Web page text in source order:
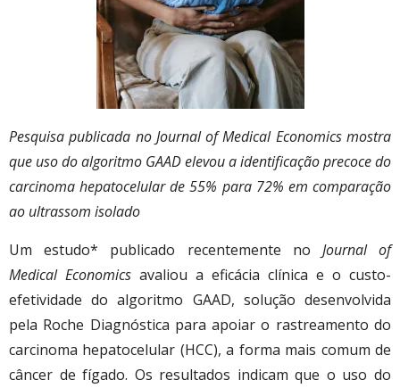
Pesquisa publicada no Journal of Medical Economics mostra
que uso do algoritmo GAAD elevou a identificação precoce do
carcinoma hepatocelular de 55% para 72% em comparação
ao ultrassom isolado
Um estudo* publicado recentemente no Journal of
Medical Economics avaliou a eficácia clínica e o custo-
efetividade do algoritmo GAAD, solução desenvolvida
pela Roche Diagnóstica para apoiar o rastreamento do
carcinoma hepatocelular (HCC), a forma mais comum de
câncer de fígado. Os resultados indicam que o uso do